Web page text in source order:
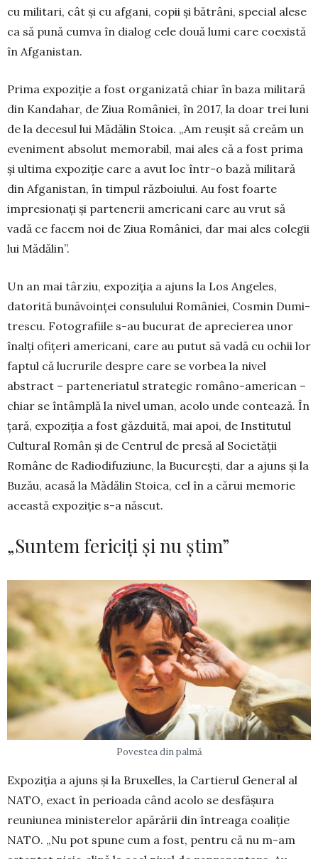
cu militari, cât și cu afgani, copii și bă­trâni, special alese
ca să pună cumva în dialog cele două lumi care coexistă
în Afganistan.
Prima expoziție a fost organizată chiar în baza militară
din Kandahar, de Ziua României, în 2017, la doar trei luni
de la decesul lui Mă­dă­lin Stoica. „Am reușit să creăm un
eve­niment absolut memorabil, mai ales că a fost prima
și ultima expoziție care a avut loc într-o bază militară
din Afga­nistan, în timpul războiului. Au fost foarte
impresionați și partenerii ame­ricani care au vrut să
vadă ce facem noi de Ziua României, dar mai ales colegii
lui Mădălin”.
Un an mai târziu, expoziția a ajuns la Los Angeles,
datorită bunăvoinței consulului României, Cosmin Dumi­
tres­cu. Fotografiile s-au bucurat de aprecierea unor
înalți ofițeri americani, care au putut să vadă cu ochii lor
faptul că lucrurile despre care se vorbea la nivel
abstract – parteneriatul strategic româno-american –
chiar se întâmplă la nivel uman, acolo unde contează. În
ța­ră, expoziția a fost găzduită, mai apoi, de Institutul
Cultural Român și de Centrul de presă al Societății
Române de Radiodifuziune, la Bucu­rești, dar a ajuns și la
Buzău, acasă la Mădălin Stoi­ca, cel în a cărui memorie
această expoziție s-a născut.
„Suntem fericiți și nu știm”
Povestea din palmă
Expoziția a ajuns și la Bruxelles, la Cartierul General al
NATO, exact în perioada când acolo se desfășura
reuniunea ministerelor apărării din în­treaga coaliție
NATO. „Nu pot spune cum a fost, pen­tru că nu m-am